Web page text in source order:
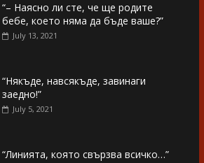
“– Наясно ли сте, че ще родите
бебе, което няма да бъде ваше?”
July 13, 2021
“Някъде, навсякъде, завинаги
заедно!”
July 5, 2021
“Линията, която свързва всичко…”